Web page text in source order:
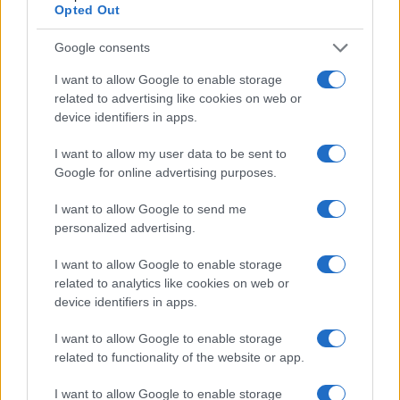
Opted Out
Google consents
I want to allow Google to enable storage
related to advertising like cookies on web or
device identifiers in apps.
I want to allow my user data to be sent to
Google for online advertising purposes.
I want to allow Google to send me
personalized advertising.
I want to allow Google to enable storage
related to analytics like cookies on web or
device identifiers in apps.
I want to allow Google to enable storage
related to functionality of the website or app.
I want to allow Google to enable storage